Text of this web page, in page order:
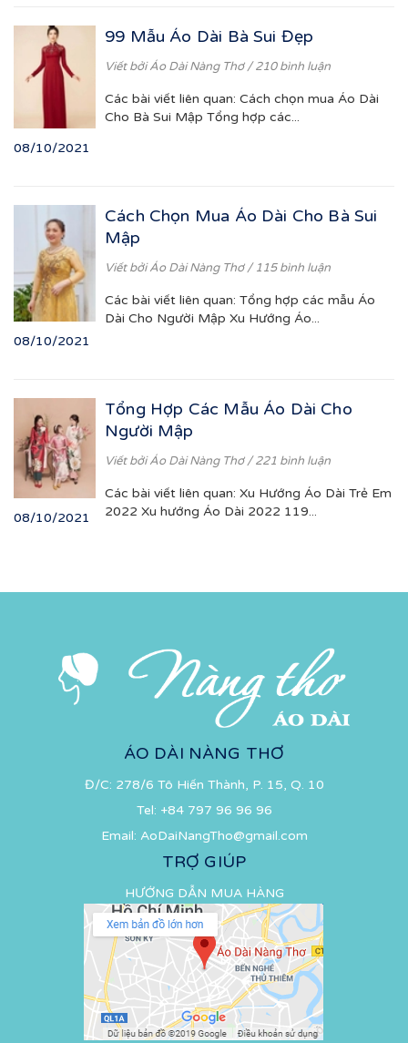
08/10/2021
99 Mẫu Áo Dài Bà Sui Đẹp
Viết bởiÁo Dài Nàng Thơ/ 210 bình luận
Các bài viết liên quan: Cách chọn mua Áo Dài
Cho Bà Sui Mập Tổng hợp các...
08/10/2021
Cách Chọn Mua Áo Dài Cho Bà Sui
Mập
Viết bởiÁo Dài Nàng Thơ/ 115 bình luận
Các bài viết liên quan: Tổng hợp các mẫu Áo
Dài Cho Người Mập Xu Hướng Áo...
08/10/2021
Tổng Hợp Các Mẫu Áo Dài Cho
Người Mập
Viết bởiÁo Dài Nàng Thơ/ 221 bình luận
Các bài viết liên quan: Xu Hướng Áo Dài Trẻ Em
2022 Xu hướng Áo Dài 2022 119...
ÁO DÀI NÀNG THƠ
Đ/C: 278/6 Tô Hiến Thành, P. 15, Q. 10
Tel: +84 797 96 96 96
Email: AoDaiNangTho@gmail.com
TRỢ GIÚP
HƯỚNG DẪN MUA HÀNG